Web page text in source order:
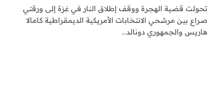
تحولت قضية الهجرة ووقف إطلاق النار في غزة إلى ورقتي
صراع بين مرشحي الانتخابات الأمريكية الديمقراطية كامالا
هاريس والجمهوري دونالد…